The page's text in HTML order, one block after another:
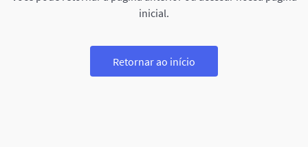
inicial.
Retornar ao início